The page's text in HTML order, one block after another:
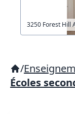
3250 Forest Hill
/
Écoles